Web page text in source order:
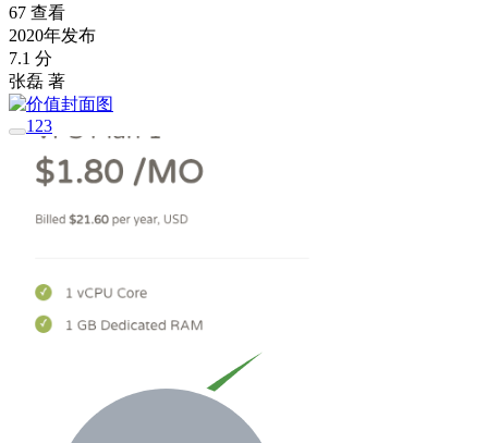
67 查看
2020年发布
7.1 分
张磊 著
1 23